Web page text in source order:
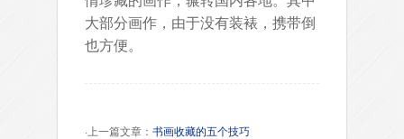
大部分画作，由于没有装裱，携带倒
也方便。
·上一篇文章： 书画收藏的五个技巧